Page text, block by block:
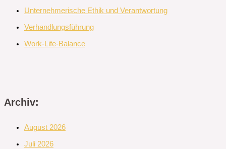
Unternehmerische Ethik und Verantwortung
Verhandlungsführung
Work-Life-Balance
Archiv:
August 2026
Juli 2026